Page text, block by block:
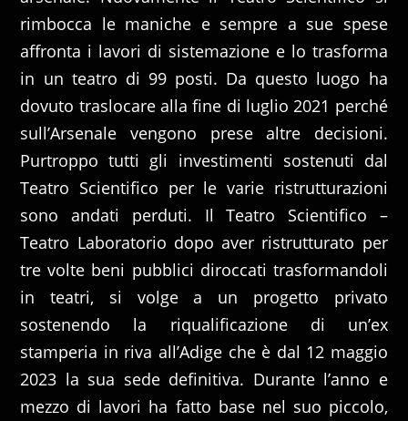
rimbocca le maniche e sempre a sue spese
affronta i lavori di sistemazione e lo trasforma
in un teatro di 99 posti. Da questo luogo ha
dovuto traslocare alla fine di luglio 2021 perché
sull’Arsenale vengono prese altre decisioni.
Purtroppo tutti gli investimenti sostenuti dal
Teatro Scientifico per le varie ristrutturazioni
sono andati perduti. Il Teatro Scientifico –
Teatro Laboratorio dopo aver ristrutturato per
tre volte beni pubblici diroccati trasformandoli
in teatri, si volge a un progetto privato
sostenendo la riqualificazione di un’ex
stamperia in riva all’Adige che è dal 12 maggio
2023 la sua sede definitiva. Durante l’anno e
mezzo di lavori ha fatto base nel suo piccolo,